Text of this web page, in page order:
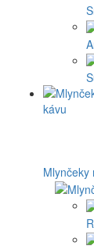
Mlynčeky